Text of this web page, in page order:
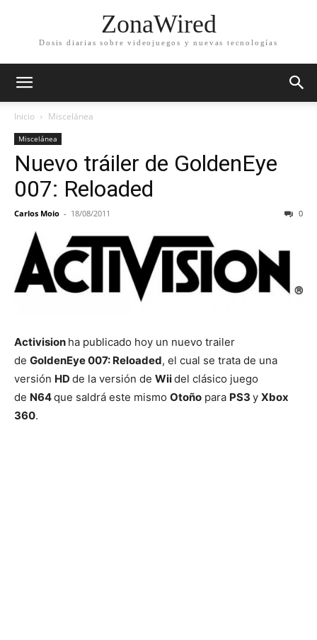
ZonaWired
Dosis diarias sobre videojuegos y nuevas tecnologías
Inicio Miscelánea
Miscelánea
Nuevo tráiler de GoldenEye
007: Reloaded
Carlos Moio - 18/08/2011 0
Activision ha publicado hoy un nuevo trailer
de GoldenEye 007: Reloaded, el cual se trata de una
versión HD de la versión de Wiidel clásico juego
de N64que saldrá este mismo Otoño para PS3 y Xbox
360.